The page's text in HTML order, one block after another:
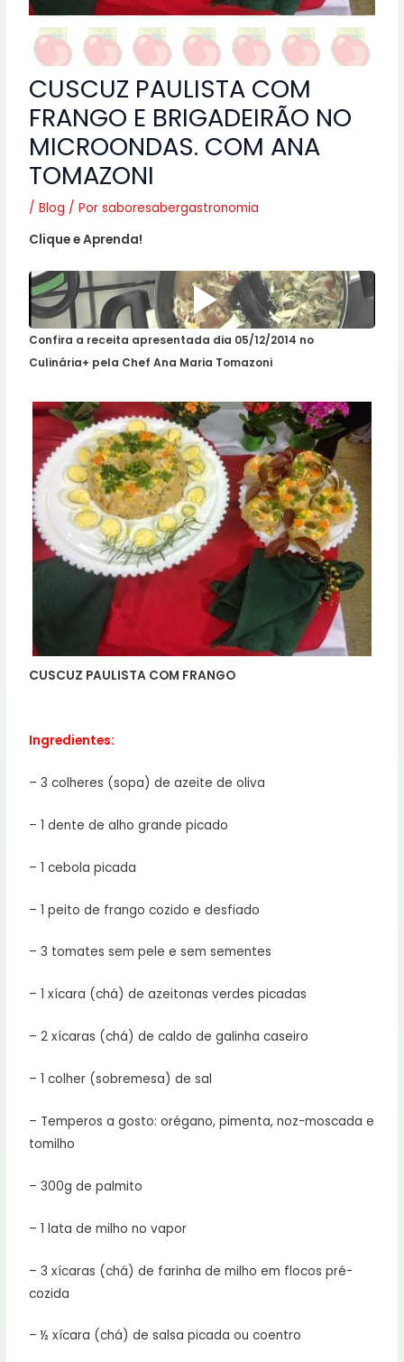
CUSCUZ PAULISTA COM
FRANGO E BRIGADEIRÃO NO
MICROONDAS. COM ANA
TOMAZONI
/Blog / Porsaboresabergastronomia
Clique e Aprenda!
Confira a receita apresentada dia 05/12/2014 no
Culinária+ pela Chef Ana Maria Tomazoni
CUSCUZ PAULISTA COM FRANGO
Ingredientes:
– 3 colheres (sopa) de azeite de oliva
– 1 dente de alho grande picado
– 1 cebola picada
– 1 peito de frango cozido e desfiado
– 3 tomates sem pele e sem sementes
– 1 xícara (chá) de azeitonas verdes picadas
– 2 xícaras (chá) de caldo de galinha caseiro
– 1 colher (sobremesa) de sal
– Temperos a gosto: orégano, pimenta, noz-moscada e
tomilho
– 300g de palmito
– 1 lata de milho no vapor
– 3 xícaras (chá) de farinha de milho em flocos pré-
cozida
– ½ xícara (chá) de salsa picada ou coentro